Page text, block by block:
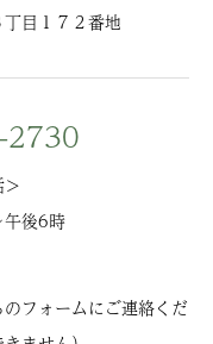
目１７２番地
午後6時
フォームにご連絡くだ